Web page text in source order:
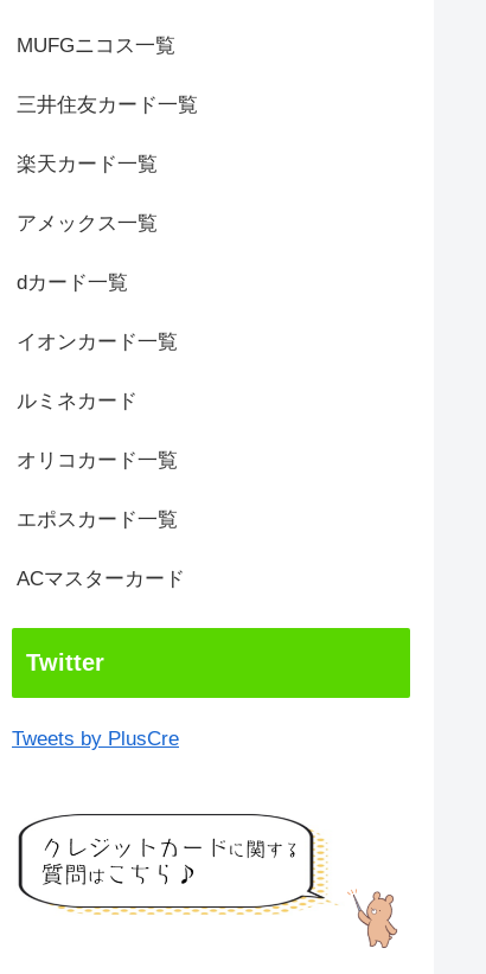
MUFGニコス一覧
三井住友カード一覧
楽天カード一覧
アメックス一覧
dカード一覧
イオンカード一覧
ルミネカード
オリコカード一覧
エポスカード一覧
ACマスターカード
Twitter
Tweets by PlusCre